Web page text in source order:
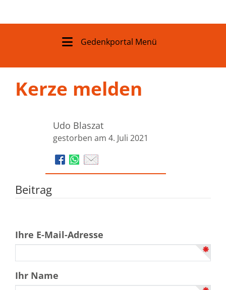
Gedenkportal Menü
Kerze melden
Udo Blaszat
gestorben am 4. Juli 2021
Beitrag
Ihre E-Mail-Adresse
Ihr Name